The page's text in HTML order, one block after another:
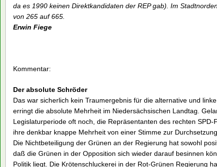
da es 1990 keinen Direktkandidaten der REP gab). Im
von 265 auf 665.
Erwin Fiege
Kommentar:
Der absolute Schröder
Das war sicherlich kein Traumergebnis für die alternative und
erringt die absolute Mehrheit im Niedersächsischen Landtag.
Legislaturperiode oft noch, die Repräsentanten des rechten
ihre denkbar knappe Mehrheit von einer Stimme zur
Die Nichtbeteiligung der Grünen an der Regierung hat sowohl
daß die Grünen in der Opposition sich wieder darauf besinnen
Politik liegt. Die Krötenschluckerei in der Rot-Grünen Regierung